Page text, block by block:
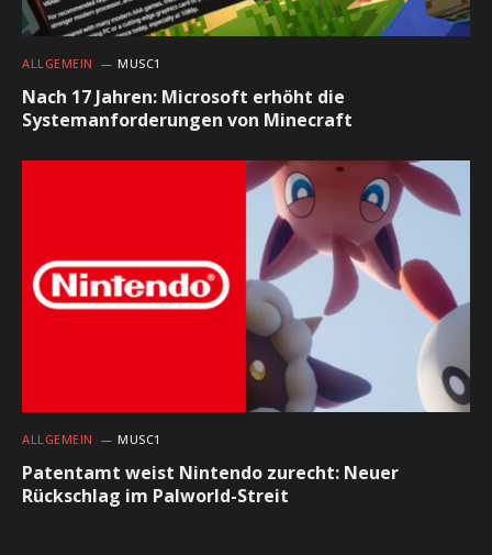
ALLGEMEIN MUSC1
Nach 17 Jahren: Microsoft erhöht die
Systemanforderungen von Minecraft
ALLGEMEIN MUSC1
Patentamt weist Nintendo zurecht: Neuer
Rückschlag im Palworld-Streit